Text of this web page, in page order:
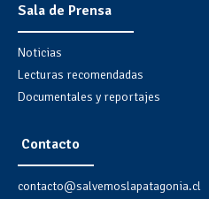
Sala de Prensa
Noticias
Lecturas recomendadas
Documentales y reportajes
Contacto
contacto@salvemoslapatagonia.cl